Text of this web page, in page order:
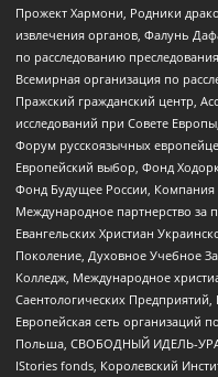
Прожект Хармони, Родники
извлечения органов, Фалунь
по расследованию
Всемирная организация по
Пражский гражданский центр,
исследований при Совете
Форум русскоязычных
Европейский выбор, Фонд
Фонд Будущее России,
Международное партнерство за
Евангельских Христиан
Поколение, Духовное Учебное
Колледж, Международное
Саентологических
Европейская сеть организаций
Польша, СВОБОДНЫЙ ИДЕЛЬ-
IStories fonds, Королевский